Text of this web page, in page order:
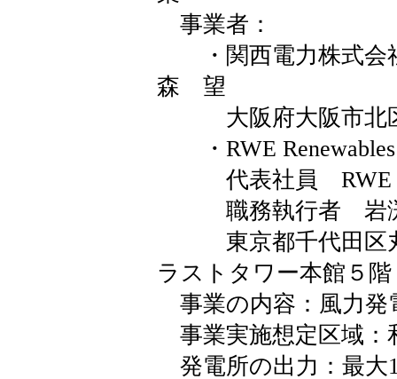
事業者：
・関西電力株式会
森 望
大阪府大阪市北区
・RWE Renewables
代表社員 RWE
職務執行者 岩
東京都千代田区丸
ラストタワー本館５階
事業の内容：風力発
事業実施想定区域：
発電所の出力：最大